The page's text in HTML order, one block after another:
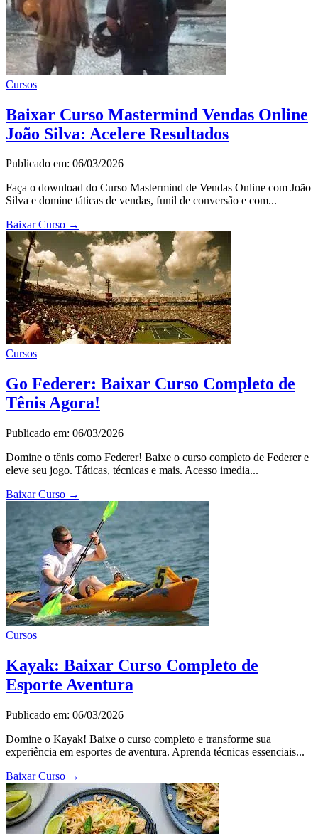
Cursos
Baixar Curso Mastermind Vendas Online
João Silva: Acelere Resultados
Publicado em: 06/03/2026
Faça o download do Curso Mastermind de Vendas Online com João
Silva e domine táticas de vendas, funil de conversão e com...
Baixar Curso →
Cursos
Go Federer: Baixar Curso Completo de
Tênis Agora!
Publicado em: 06/03/2026
Domine o tênis como Federer! Baixe o curso completo de Federer e
eleve seu jogo. Táticas, técnicas e mais. Acesso imedia...
Baixar Curso →
Cursos
Kayak: Baixar Curso Completo de
Esporte Aventura
Publicado em: 06/03/2026
Domine o Kayak! Baixe o curso completo e transforme sua
experiência em esportes de aventura. Aprenda técnicas essenciais...
Baixar Curso →